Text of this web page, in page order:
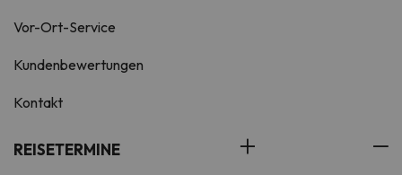
Vor-Ort-Service
Kundenbewertungen
Kontakt
REISETERMINE